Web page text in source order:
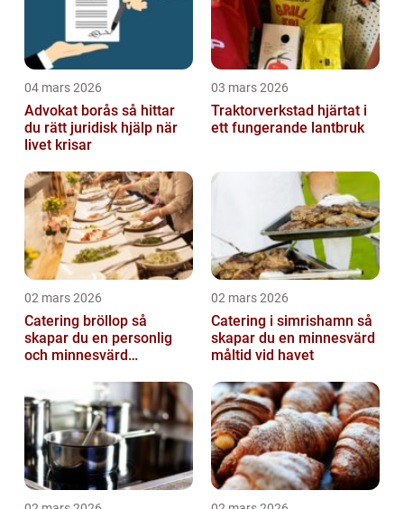
04 mars 2026
Advokat borås så hittar
du rätt juridisk hjälp när
livet krisar
03 mars 2026
Traktorverkstad hjärtat i
ett fungerande lantbruk
02 mars 2026
Catering bröllop så
skapar du en personlig
och minnesvärd
02 mars 2026
Catering i simrishamn så
skapar du en minnesvärd
måltid vid havet